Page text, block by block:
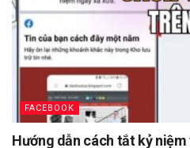
FACEBOOK
Hướng dẫn cách tắt kỷ